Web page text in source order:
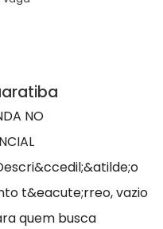
NO
t&eacute;rreo, vazio
quem busca